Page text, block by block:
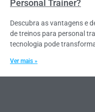
Personal Trainer?
Descubra as vantagens e
de treinos para personal
tecnologia pode
Ver mais »